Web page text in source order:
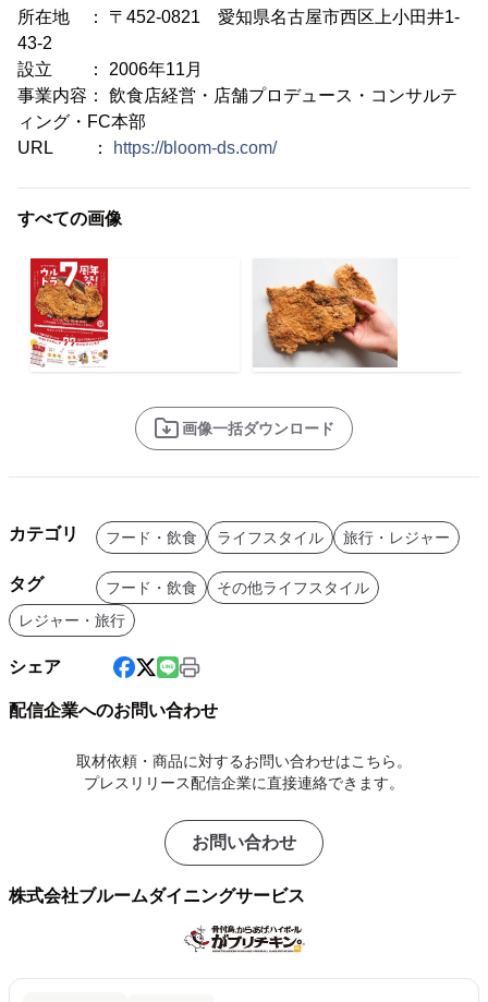
所在地 ： 〒452-0821 愛知県名古屋市西区上小田井1-
43-2
設立 ： 2006年11月
事業内容： 飲食店経営・店舗プロデュース・コンサルテ
ィング・FC本部
URL ：
https://bloom-ds.com/
すべての画像
画像一括ダウンロード
カテゴリ フード・飲食 ライフスタイル 旅行・レジャー
タグ フード・飲食
その他ライフスタイル
レジャー・旅行
シェア
配信企業へのお問い合わせ
取材依頼・商品に対するお問い合わせはこちら。
プレスリリース配信企業に直接連絡できます。
お問い合わせ
株式会社ブルームダイニングサービス